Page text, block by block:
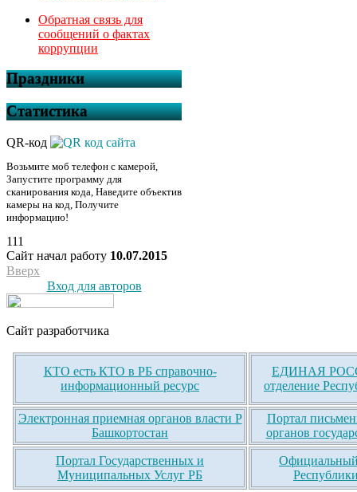
Обратная связь для
сообщений о фактах
коррупции
Праздники
Статистика
QR-код
Возьмите моб телефон с камерой,
Запустите программу для
сканирования кода, Наведите объектив
камеры на код, Получите
информацию!
111
Сайт начал работу 10.07.2015
Вверх
Вход для авторов
Сайт разработчика
КТО есть КТО в РБ справочно-
информационный ресурс
ЕДИНАЯ
отделение
Электронная приемная органов власти Р
Башкортостан
Портал
органов
Портал Государственных и
Муниципальных Услуг РБ
Официальный